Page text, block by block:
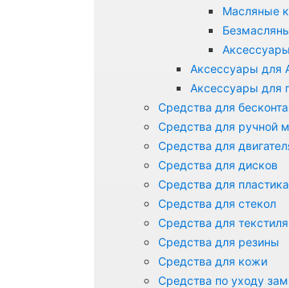
Масляные
Аксессуары
Аксессуары для
Аксессуары для
Средства для
Средства для ручной
Средства для
Средства для дисков
Средства для пластика
Средства для стекол
Средства для текстиля
Средства для резины
Средства для кожи
Средства по уходу